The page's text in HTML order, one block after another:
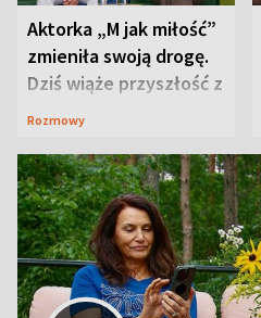
Aktorka „M jak miłość”
zmieniła swoją drogę.
Dziś wiąże przyszłość z
neurobiologią
Rozmowy